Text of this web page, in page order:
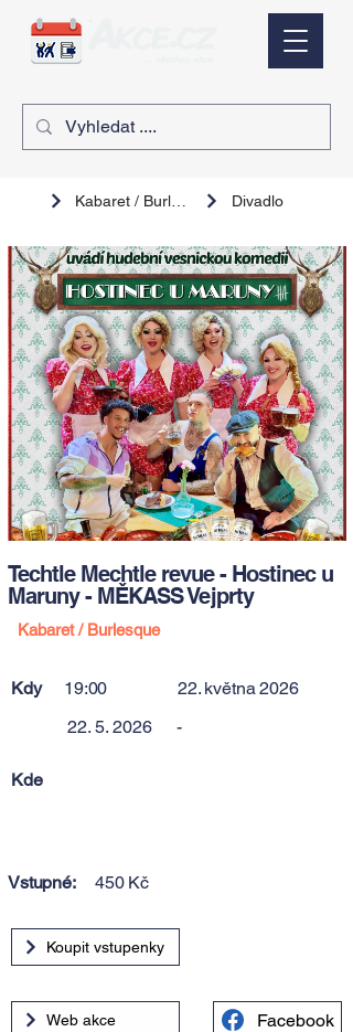
Divadlo
Techtle Mechtle revue - Hostinec u
Maruny - MĚKASS Vejprty
Kabaret / Burlesque
Kdy 19:00
22. května 2026
22. 5. 2026
-
Kde
Vstupné: 450 Kč
Koupit vstupenky
Web akce Facebook